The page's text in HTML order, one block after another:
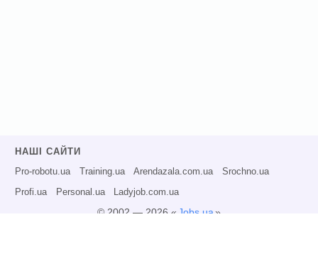
НАШІ САЙТИ
Pro-robotu.ua Training.ua Arendazala.com.ua Srochno.ua
Profi.ua Personal.ua Ladyjob.com.ua
© 2002 — 2026 « Jobs.ua»